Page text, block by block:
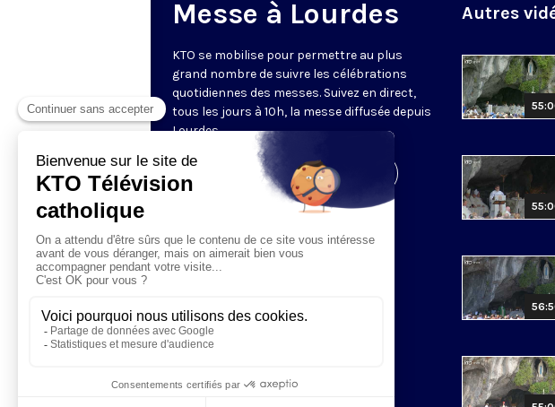
Messe à Lourdes
KTO se mobilise pour permettre au plus
grand nombre de suivre les célébrations
quotidiennes des messes. Suivez en direct,
tous les jours à 10h, la messe diffusée depuis
Lourdes.
Visiter la page de l'émission
Autres